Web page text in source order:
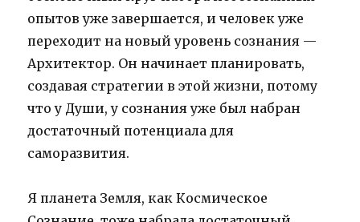
опытов уже завершается, и человек уже
переходит на новый уровень сознания —
Архитектор. Он начинает планировать,
создавая стратегии в этой жизни, потому
что у Души, у сознания уже был набран
достаточный потенциала для
саморазвития.
Я планета Земля, как Космическое